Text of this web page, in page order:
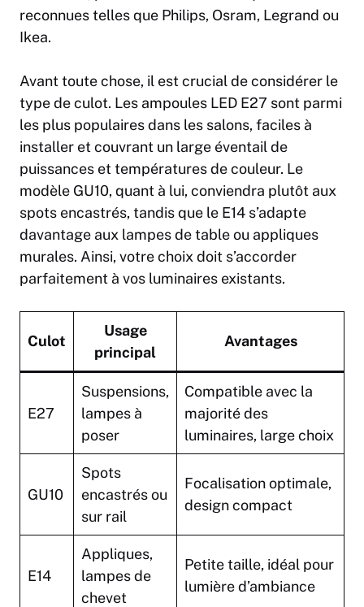
reconnues telles que Philips, Osram, Legrand ou
Ikea.
Avant toute chose, il est crucial de considérer le
type de culot. Les ampoules LED E27 sont parmi
les plus populaires dans les salons, faciles à
installer et couvrant un large éventail de
puissances et températures de couleur. Le
modèle GU10, quant à lui, conviendra plutôt aux
spots encastrés, tandis que le E14 s’adapte
davantage aux lampes de table ou appliques
murales. Ainsi, votre choix doit s’accorder
parfaitement à vos luminaires existants.
Culot
Usage
principal
Avantages
E27
Suspensions,
lampes à
poser
Compatible avec la
majorité des
luminaires, large choix
GU10
Spots
encastrés ou
sur rail
Focalisation optimale,
design compact
E14
Appliques,
lampes de
chevet
Petite taille, idéal pour
lumière d’ambiance